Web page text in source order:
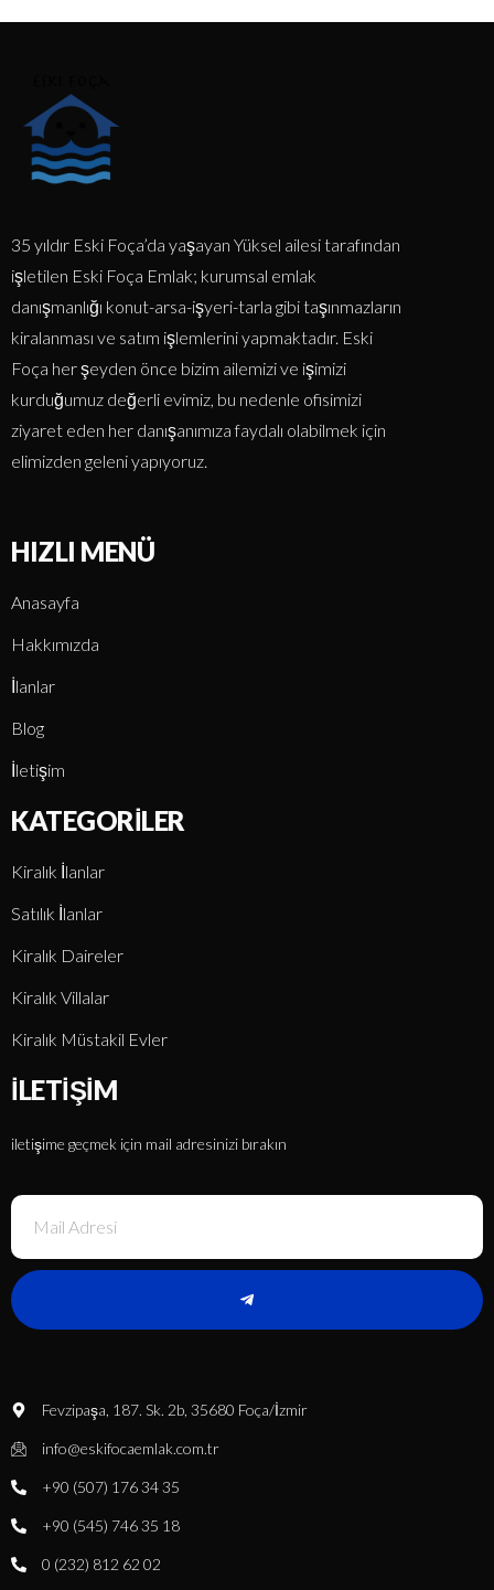
35 yıldır Eski Foça’da yaşayan Yüksel ailesi tarafından
işletilen Eski Foça Emlak; kurumsal emlak
danışmanlığı konut-arsa-işyeri-tarla gibi taşınmazların
kiralanması ve satım işlemlerini yapmaktadır. Eski
Foça her şeyden önce bizim ailemizi ve işimizi
kurduğumuz değerli evimiz, bu nedenle ofisimizi
ziyaret eden her danışanımıza faydalı olabilmek için
elimizden geleni yapıyoruz.
HIZLI MENÜ
Anasayfa
Hakkımızda
İlanlar
Blog
İletişim
KATEGORILER
Kiralık İlanlar
Satılık İlanlar
Kiralık Daireler
Kiralık Villalar
Kiralık Müstakil Evler
İLETIŞIM
iletişime geçmek için mail adresinizi bırakın
Fevzipaşa, 187. Sk. 2b, 35680 Foça/İzmir
info@eskifocaemlak.com.tr
+90 (507) 176 34 35
+90 (545) 746 35 18
0 (232) 812 62 02